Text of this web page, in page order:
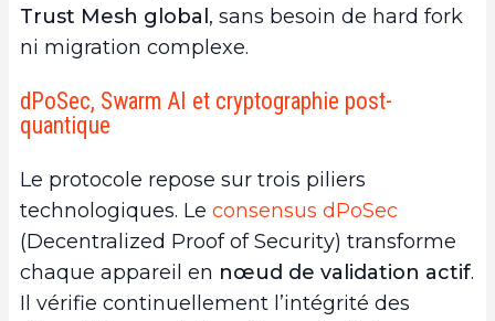
Trust Mesh global, sans besoin de hard fork
ni migration complexe.
dPoSec, Swarm AI et cryptographie post-
quantique
Le protocole repose sur trois piliers
technologiques. Le consensus dPoSec
(Decentralized Proof of Security) transforme
chaque appareil en nœud de validation actif.
Il vérifie continuellement l’intégrité des